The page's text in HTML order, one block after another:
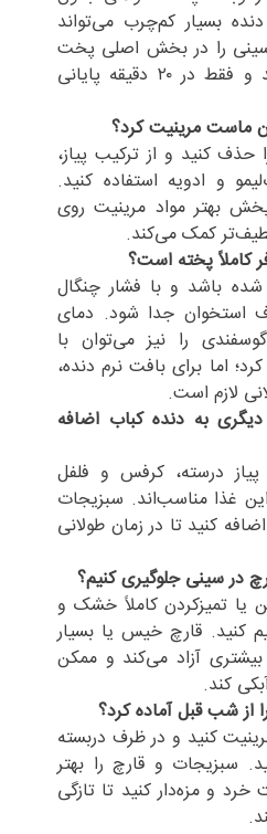
بسیار کم‌چرب می‌تواند
را در بخش اصلی پخت
کاملاً با فویل بپوشانید و فقط در ۲۰ دقیقه پایانی
ماست مرینیت کرد؟
حذف کنید و از ترکیب پیاز،
و ادویه استفاده کنید.
بهتر مواد مرینیت روی
کمک می‌کند.
کاملاً پخته است؟
باشد و با فشار چنگال
استخوان جدا شود. دمای
را نیز می‌توان با
اما برای بافت نرم دنده،
لازم است.
به دنده کباب اضافه
درسته، کرفس و فلفل
غذا مناسب‌اند. سبزیجات
کنید تا در زمان طولانی
در سینی جلوگیری کنیم؟
یا تمیزکردن کاملاً خشک و
کنید. قارچ خیس یا بسیار
آزاد می‌کند و ممکن
کند.
از شب قبل آماده کرد؟
کنید و در ظرف دربسته
سبزیجات و قارچ را بهتر
و مزه‌دار کنید تا تازگی